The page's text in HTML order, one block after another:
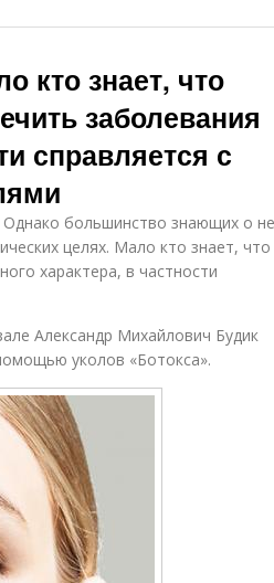
кто знает, что
заболевания
справляется с
Однако большинство знающих о
целях. Мало кто знает, что
характера, в частности
Александр Михайлович Будик
уколов «Ботокса».